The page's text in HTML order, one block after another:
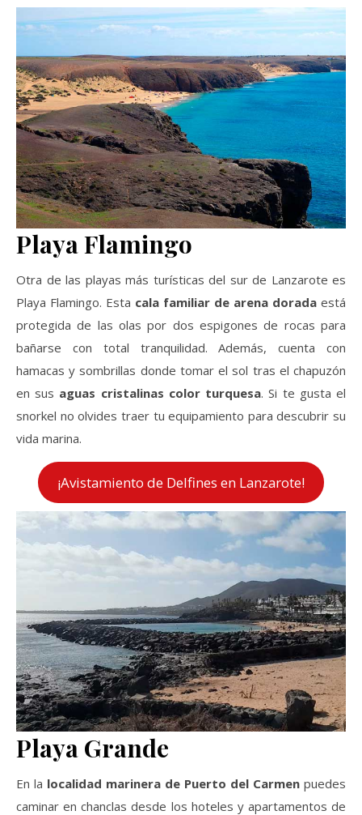
Playa Flamingo
Otra de las playas más turísticas del sur de Lanzarote es
Playa Flamingo. Esta cala familiar de arena dorada está
protegida de las olas por dos espigones de rocas para
bañarse con total tranquilidad. Además, cuenta con
hamacas y sombrillas donde tomar el sol tras el chapuzón
en sus aguas cristalinas color turquesa. Si te gusta el
snorkel no olvides traer tu equipamiento para descubrir su
vida marina.
¡Avistamiento de Delfines en Lanzarote!
Playa Grande
En la localidad marinera de Puerto del Carmen puedes
caminar en chanclas desde los hoteles y apartamentos de